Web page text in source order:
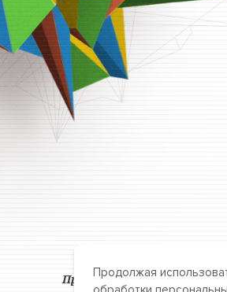
Пространство знаний,
Продолжая